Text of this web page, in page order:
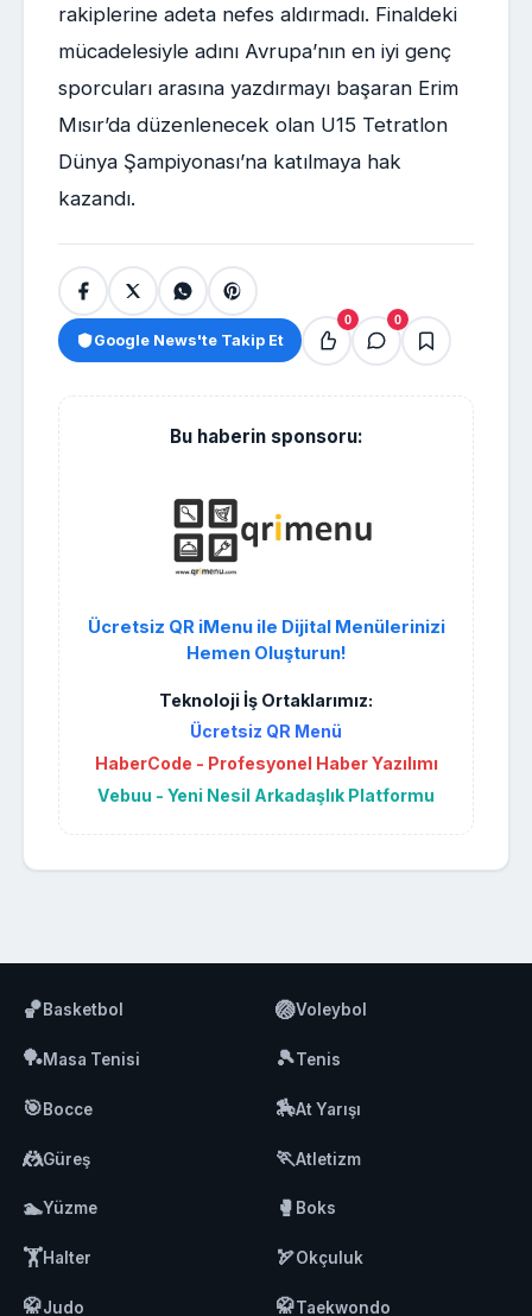
rakiplerine adeta nefes aldırmadı. Finaldeki
mücadelesiyle adını Avrupa’nın en iyi genç
sporcuları arasına yazdırmayı başaran Erim
Mısır’da düzenlenecek olan U15 Tetratlon
Dünya Şampiyonası’na katılmaya hak
kazandı.
Google News'te Takip Et
0 0
Bu haberin sponsoru:
Ücretsiz QR iMenu ile Dijital Menülerinizi
Hemen Oluşturun!
Teknoloji İş Ortaklarımız:
Ücretsiz QR Menü
HaberCode - Profesyonel Haber Yazılımı
Vebuu - Yeni Nesil Arkadaşlık Platformu
🏀Basketbol 🏐Voleybol
🏓Masa Tenisi 🎾Tenis
🎯Bocce 🏇At Yarışı
🤼Güreş 🏃Atletizm
🏊Yüzme 🥊 Boks
🏋️Halter 🏹Okçuluk
🥋Judo 🥋Taekwondo